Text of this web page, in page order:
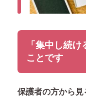
「集中し続
ことです
保護者の方から